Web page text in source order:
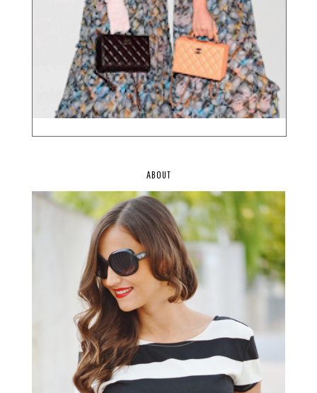
ABOUT